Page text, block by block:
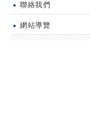
聯絡我們
網站導覽